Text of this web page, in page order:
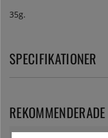
35g.
SPECIFIKATIONER